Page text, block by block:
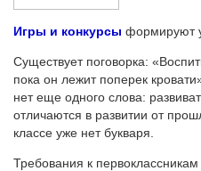
Игры и конкурсы формируют
Существует поговорка:
пока он лежит поперек
нет еще одного слова:
отличаются в развитии от
классе уже нет букваря.
Требования к